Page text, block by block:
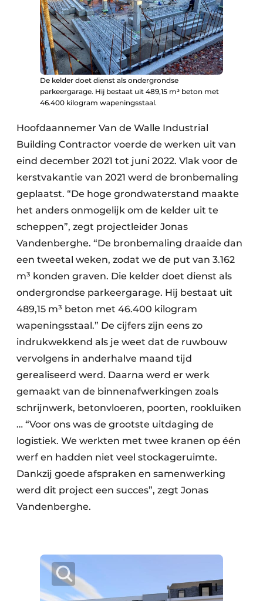
De kelder doet dienst als ondergrondse
parkeergarage. Hij bestaat uit 489,15 m³ beton met
46.400 kilogram wapeningsstaal.
Hoofdaannemer Van de Walle Industrial
Building Contractor voerde de werken uit van
eind december 2021 tot juni 2022. Vlak voor de
kerstvakantie van 2021 werd de bronbemaling
geplaatst. “De hoge grondwaterstand maakte
het anders onmogelijk om de kelder uit te
scheppen”, zegt projectleider Jonas
Vandenberghe. “De bronbemaling draaide dan
een tweetal weken, zodat we de put van 3.162
m³ konden graven. Die kelder doet dienst als
ondergrondse parkeergarage. Hij bestaat uit
489,15 m³ beton met 46.400 kilogram
wapeningsstaal.” De cijfers zijn eens zo
indrukwekkend als je weet dat de ruwbouw
vervolgens in anderhalve maand tijd
gerealiseerd werd. Daarna werd er werk
gemaakt van de binnenafwerkingen zoals
schrijnwerk, betonvloeren, poorten, rookluiken
… “Voor ons was de grootste uitdaging de
logistiek. We werkten met twee kranen op één
werf en hadden niet veel stockageruimte.
Dankzij goede afspraken en samenwerking
werd dit project een succes”, zegt Jonas
Vandenberghe.